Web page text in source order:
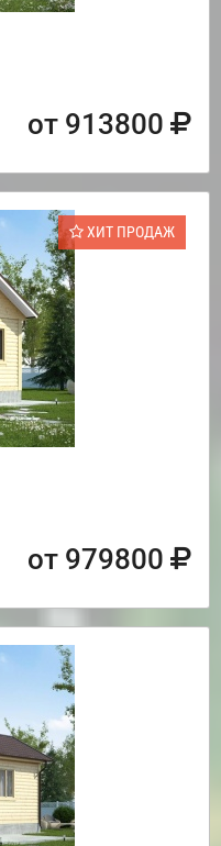
от 913800
ХИТ ПРОДАЖ
от 979800